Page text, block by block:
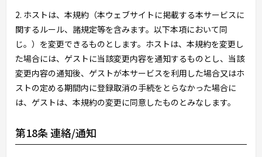
2. ホストは、本規約（本ウェブサイトに掲載する本サービスに
関するルール、諸規定等を含みます。以下本項において同
じ。）を変更できるものとします。ホストは、本規約を変更し
た場合には、ゲストに当該変更内容を通知するものとし、当該
変更内容の通知後、ゲストが本サービスを利用した場合又はホ
ストの定める期間内に登録取消の手続をとらなかった場合に
は、ゲストは、本規約の変更に同意したものとみなします。
第18条 連絡/通知